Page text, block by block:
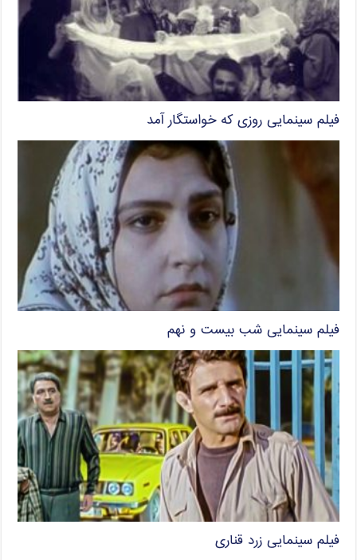
فیلم سینمایی روزی که خواستگار آمد
فیلم سینمایی شب بیست و نهم
فیلم سینمایی زرد قناری